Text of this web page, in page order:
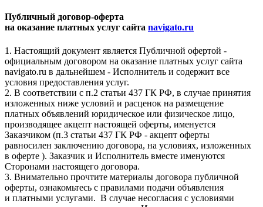
Публичный договор-оферта
на оказание платных услуг сайта navigato.ru
1. Настоящий документ является Публичной офертой -
официальным договором на оказание платных услуг сайта
navigato.ru в дальнейшем - Исполнитель и содержит все
условия предоставления услуг.
2. В соответствии с п.2 статьи 437 ГК РФ, в случае принятия
изложенных ниже условий и расценок на размещение
платных объявлений юридическое или физическое лицо,
производящее акцепт настоящей оферты, именуется
Заказчиком (п.3 статьи 437 ГК РФ - акцепт оферты
равносилен заключению договора, на условиях, изложенных
в оферте ). Заказчик и Исполнитель вместе именуются
Сторонами настоящего договора.
3. Внимательно прочтите материалы договора публичной
оферты, ознакомьтесь с правилами подачи объявления
и платными услугами. В случае несогласия с условиями